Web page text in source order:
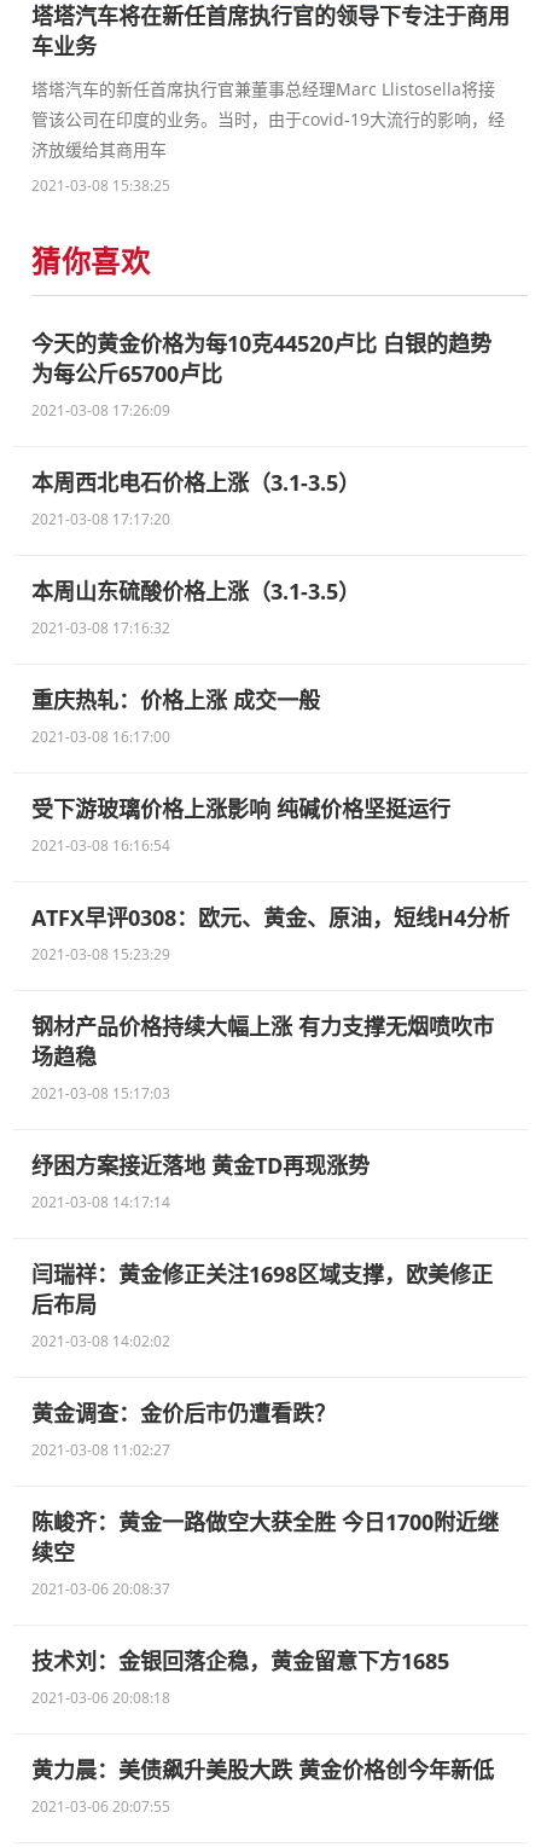
塔塔汽车将在新任首席执行官的领导下专注于商用
车业务
塔塔汽车的新任首席执行官兼董事总经理Marc Llistosella将接
管该公司在印度的业务。当时，由于covid-19大流行的影响，经
济放缓给其商用车
2021-03-08 15:38:25
猜你喜欢
今天的黄金价格为每10克44520卢比 白银的趋势
为每公斤65700卢比
2021-03-08 17:26:09
本周西北电石价格上涨（3.1-3.5）
2021-03-08 17:17:20
本周山东硫酸价格上涨（3.1-3.5）
2021-03-08 17:16:32
重庆热轧：价格上涨 成交一般
2021-03-08 16:17:00
受下游玻璃价格上涨影响 纯碱价格坚挺运行
2021-03-08 16:16:54
ATFX早评0308：欧元、黄金、原油，短线H4分析
2021-03-08 15:23:29
钢材产品价格持续大幅上涨 有力支撑无烟喷吹市
场趋稳
2021-03-08 15:17:03
纾困方案接近落地 黄金TD再现涨势
2021-03-08 14:17:14
闫瑞祥：黄金修正关注1698区域支撑，欧美修正
后布局
2021-03-08 14:02:02
黄金调查：金价后市仍遭看跌？
2021-03-08 11:02:27
陈峻齐：黄金一路做空大获全胜 今日1700附近继
续空
2021-03-06 20:08:37
技术刘：金银回落企稳，黄金留意下方1685
2021-03-06 20:08:18
黄力晨：美债飙升美股大跌 黄金价格创今年新低
2021-03-06 20:07:55